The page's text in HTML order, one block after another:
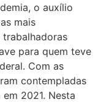
o auxílio
mais
para quem teve
Com as
contempladas
2021. Nesta